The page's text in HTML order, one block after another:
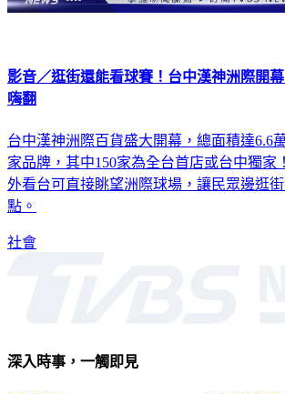
影音／逛街還能看球賽！台中漢神洲際開
嗨翻
台中漢神洲際百貨盛大開幕，總面積達6.6
家品牌，其中150家為全台首店或台中獨家
外看台可直接眺望洲際球場，讓民眾邊逛
點。
社會
深入時事，一觸即見